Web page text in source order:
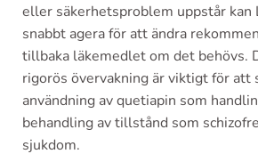
eller säkerhetsproblem uppstår kan
snabbt agera för att ändra
tillbaka läkemedlet om det behövs.
rigorös övervakning är viktigt för att
användning av quetiapin som
behandling av tillstånd som
sjukdom.